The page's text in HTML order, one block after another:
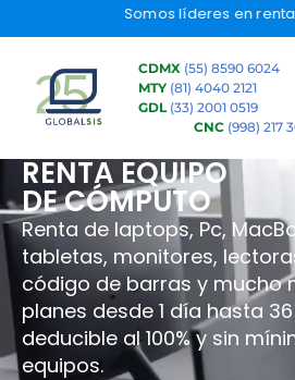
Somos líderes en renta
CDMX (55) 8590 6024
MTY (81) 4040 2121
GDL(33) 2001 0519
CNC(998) 217
RENTA EQUIPO
DE CÓMPUTO
Renta de laptops, Pc,
tabletas, monitores,
código de barras y mucho
planes desde 1 día hasta
deducible al 100% y sin
equipos.